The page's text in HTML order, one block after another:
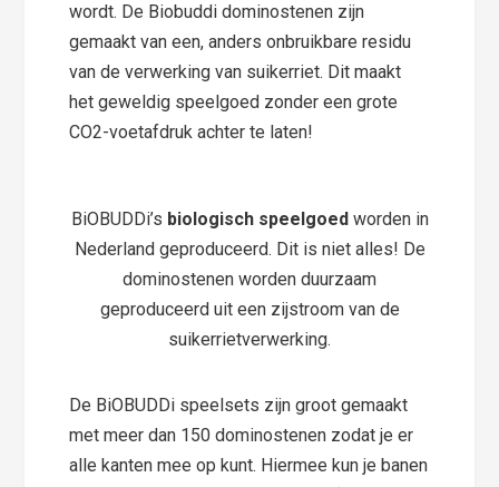
wordt. De Biobuddi dominostenen zijn
gemaakt van een, anders onbruikbare residu
van de verwerking van suikerriet. Dit maakt
het geweldig speelgoed zonder een grote
CO2-voetafdruk achter te laten!
BiOBUDDi’s biologisch speelgoedworden in
Nederland geproduceerd. Dit is niet alles! De
dominostenen worden duurzaam
geproduceerd uit een zijstroom van de
suikerrietverwerking.
De BiOBUDDi speelsets zijn groot gemaakt
met meer dan 150 dominostenen zodat je er
alle kanten mee op kunt. Hiermee kun je banen